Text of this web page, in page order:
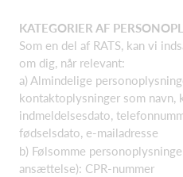
KATEGORIER AF
Som en del af RATS, kan vi
om dig, når relevant:
a) Almindelige
kontaktoplysninger som navn,
indmeldelsesdato,
fødselsdato, e-mailadresse
b) Følsomme
ansættelse): CPR-nummer